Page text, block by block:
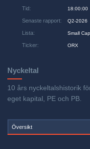
Tid: 18:00:00
Senaste rapport: Q2-2026
Lista: Small Cap
Ticker: ORX
Nyckeltal
10 års nyckeltalshistorik
eget kapital, PE och PB.
Översikt